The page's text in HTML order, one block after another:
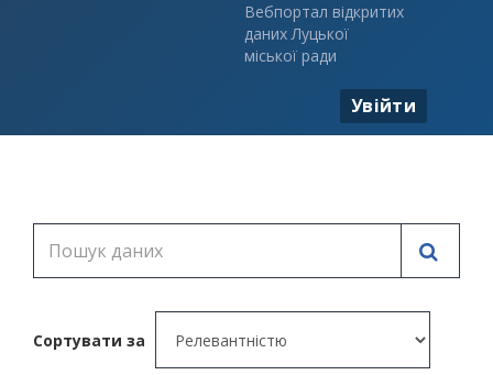
Вебпортал відкритих
даних Луцької
міської ради
Увійти
Сортувати за